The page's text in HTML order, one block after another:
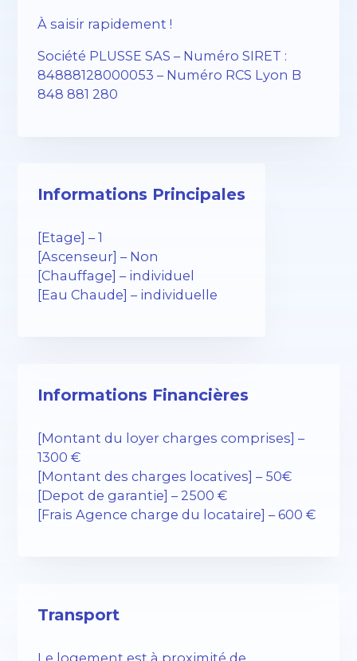
À saisir rapidement !
Société PLUSSE SAS – Numéro SIRET :
84888128000053 – Numéro RCS Lyon B
848 881 280
Informations Principales
[Etage] – 1
[Ascenseur] – Non
[Chauffage] – individuel
[Eau Chaude] – individuelle
Informations Financières
[Montant du loyer charges comprises] –
1300 €
[Montant des charges locatives] – 50€
[Depot de garantie] – 2500 €
[Frais Agence charge du locataire] – 600 €
Transport